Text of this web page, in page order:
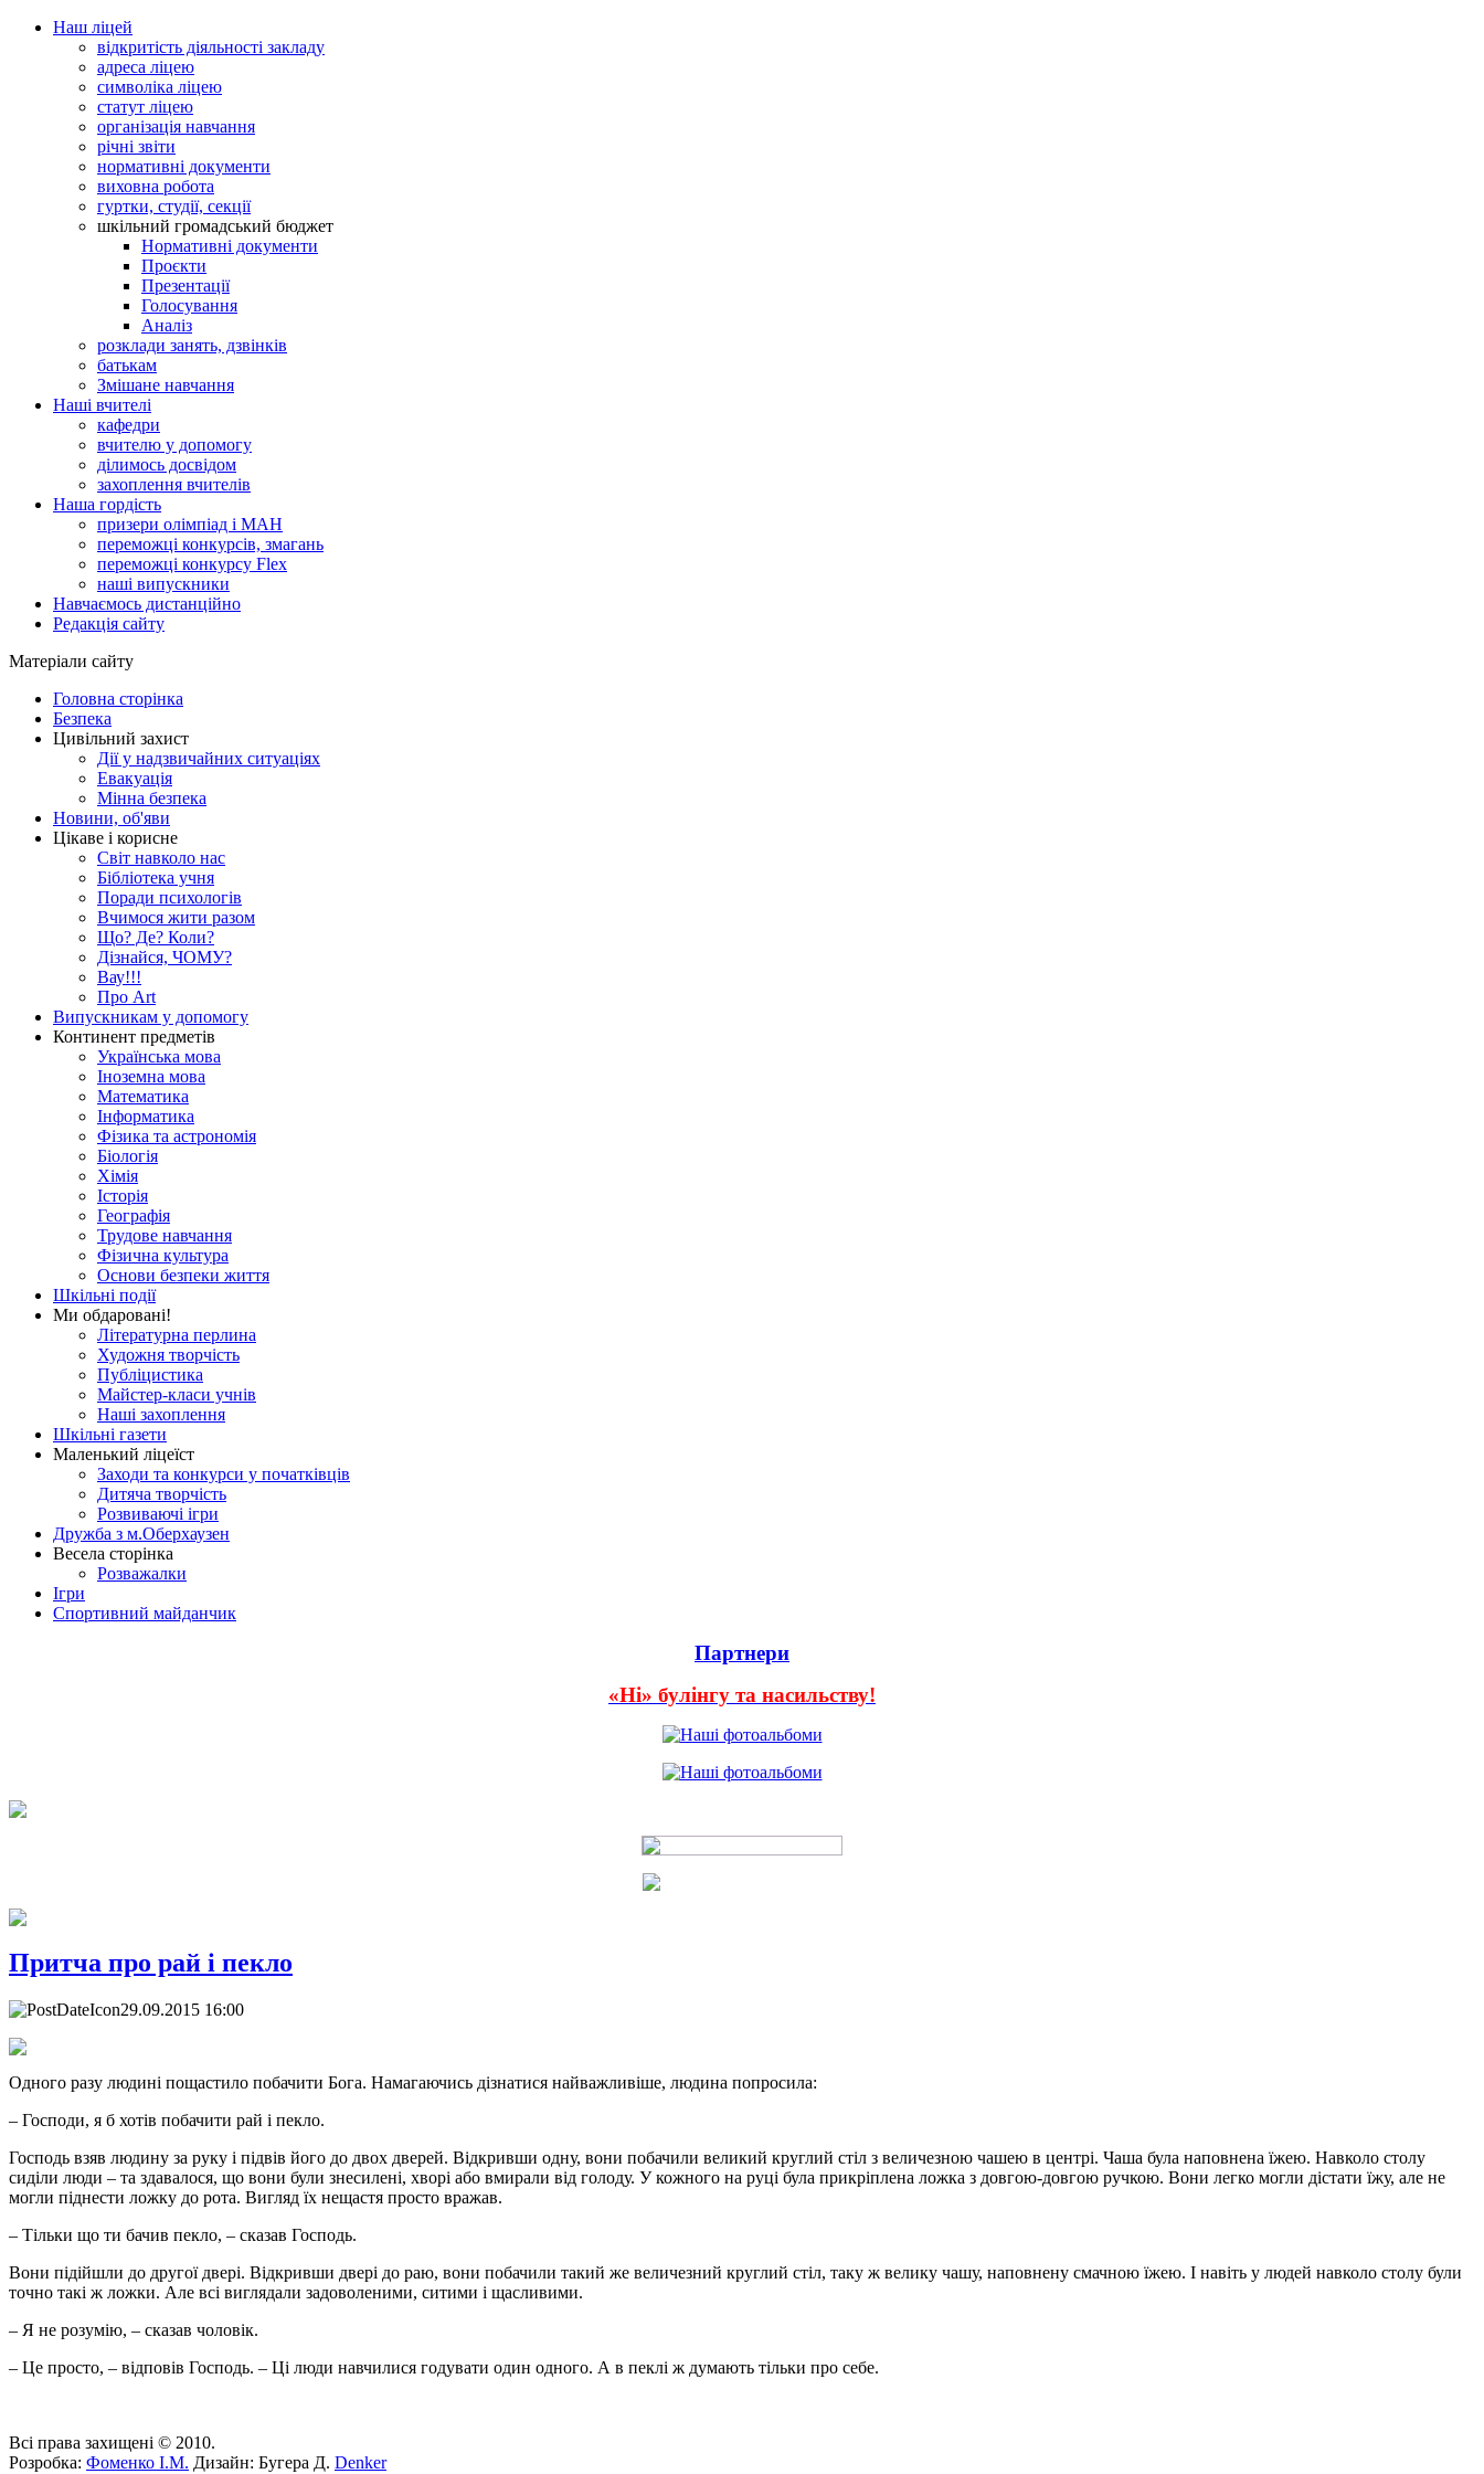
Наш ліцей
відкритість діяльності закладу
адреса ліцею
символіка ліцею
статут ліцею
організація навчання
річні звіти
нормативні документи
виховна робота
гуртки, студії, секції
шкільний громадський бюджет
Нормативні документи
Проєкти
Презентації
Голосування
Аналіз
розклади занять, дзвінків
батькам
Змішане навчання
Наші вчителі
кафедри
вчителю у допомогу
ділимось досвідом
захоплення вчителів
Наша гордість
призери олімпіад і МАН
переможці конкурсів, змагань
переможці конкурсу Flex
наші випускники
Навчаємось дистанційно
Редакція сайту
Матеріали сайту
Головна сторінка
Безпека
Цивільний захист
Дії у надзвичайних ситуаціях
Евакуація
Мінна безпека
Новини, об'яви
Цікаве і корисне
Світ навколо нас
Бібліотека учня
Поради психологів
Вчимося жити разом
Що? Де? Коли?
Дізнайся, ЧОМУ?
Вау!!!
Про Art
Випускникам у допомогу
Континент предметів
Українська мова
Іноземна мова
Математика
Інформатика
Фізика та астрономія
Біологія
Хімія
Історія
Географія
Трудове навчання
Фізична культура
Основи безпеки життя
Шкільні події
Ми обдаровані!
Літературна перлина
Художня творчість
Публіцистика
Майстер-класи учнів
Наші захоплення
Шкільні газети
Маленький ліцеїст
Заходи та конкурси у початківців
Дитяча творчість
Розвиваючі ігри
Дружба з м.Оберхаузен
Весела сторінка
Розважалки
Ігри
Спортивний майданчик
Партнери
«Ні» булінгу та насильству!
Притча про рай і пекло
29.09.2015 16:00
Одного разу людині пощастило побачити Бога. Намагаючись дізнатися найважливіше, людина попросила:
– Господи, я б хотів побачити рай і пекло.
Господь взяв людину за руку і підвів його до двох дверей. Відкривши одну, вони побачили великий круглий стіл з величезною чашею в центрі. Чаша була наповнена їжею. Навколо столу
сиділи люди – та здавалося, що вони були знесилені, хворі або вмирали від голоду. У кожного на руці була прикріплена ложка з довгою-довгою ручкою. Вони легко могли дістати їжу, але не
могли піднести ложку до рота. Вигляд їх нещастя просто вражав.
– Тільки що ти бачив пекло, – сказав Господь.
Вони підійшли до другої двері. Відкривши двері до раю, вони побачили такий же величезний круглий стіл, таку ж велику чашу, наповнену смачною їжею. І навіть у людей навколо столу були
точно такі ж ложки. Але всі виглядали задоволеними, ситими і щасливими.
– Я не розумію, – сказав чоловік.
– Це просто, – відповів Господь. – Ці люди навчилися годувати один одного. А в пеклі ж думають тільки про себе.
Всі права захищені © 2010.
Розробка: Фоменко І.М. Дизайн: Бугера Д. Denker